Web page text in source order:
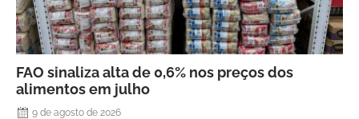
FAO sinaliza alta de 0,6% nos preços dos
alimentos em julho
9 de agosto de 2026